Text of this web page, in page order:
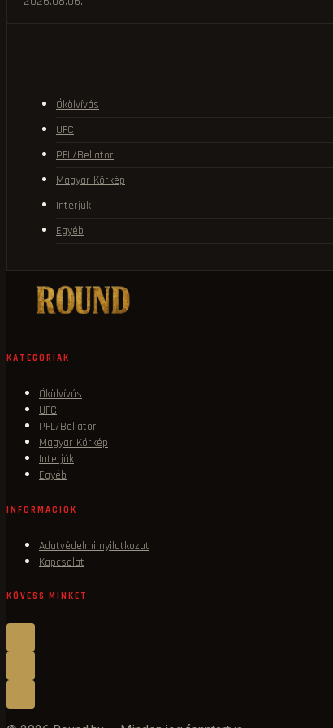
Ökölvívás
UFC
PFL/Bellator
Magyar Körkép
Interjúk
Egyéb
KATEGÓRIÁK
Ökölvívás
UFC
PFL/Bellator
Magyar Körkép
Interjúk
Egyéb
INFORMÁCIÓK
Adatvédelmi nyilatkozat
Kapcsolat
KÖVESS MINKET